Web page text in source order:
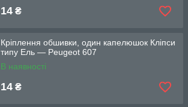
14 ₴
Кріплення обшивки, один капелюшок Кліпси
типу Ель — Peugeot 607
В наявності
14 ₴